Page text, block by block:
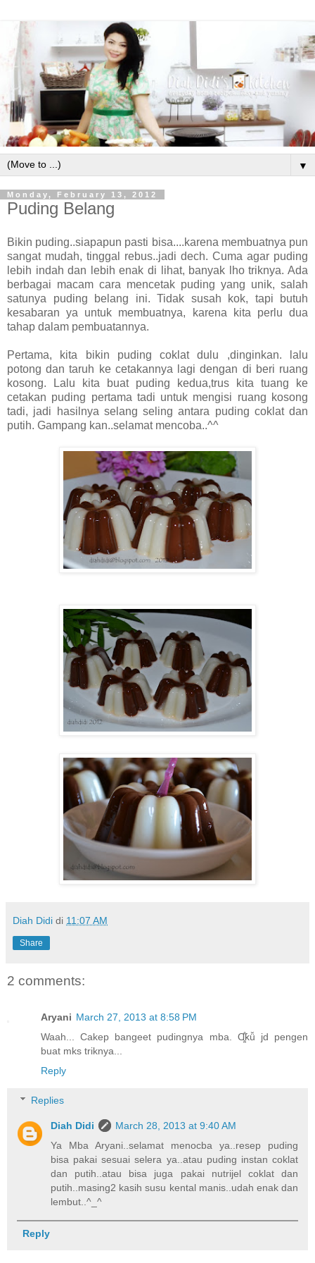
▼
Monday, February 13, 2012
Puding Belang
Bikin puding..siapapun pasti bisa....karena membuatnya pun
sangat mudah, tinggal rebus..jadi dech. Cuma agar puding
lebih indah dan lebih enak di lihat, banyak lho triknya. Ada
berbagai macam cara mencetak puding yang unik, salah
satunya puding belang ini. Tidak susah kok, tapi butuh
kesabaran ya untuk membuatnya, karena kita perlu dua
tahap dalam pembuatannya.
Pertama, kita bikin puding coklat dulu ,dinginkan. lalu
potong dan taruh ke cetakannya lagi dengan di beri ruang
kosong. Lalu kita buat puding kedua,trus kita tuang ke
cetakan puding pertama tadi untuk mengisi ruang kosong
tadi, jadi hasilnya selang seling antara puding coklat dan
putih. Gampang kan..selamat mencoba..^^
Diah Didi di 11:07 AM
Share
2 comments:
Aryani March 27, 2013 at 8:58 PM
Waah... Cakep bangeet pudingnya mba. Ɑ̤̥̈̊ƙǚ jd pengen
buat mks triknya...
Reply
Replies
Diah Didi
March 28, 2013 at 9:40 AM
Ya Mba Aryani..selamat menocba ya..resep puding
bisa pakai sesuai selera ya..atau puding instan coklat
dan putih..atau bisa juga pakai nutrijel coklat dan
putih..masing2 kasih susu kental manis..udah enak dan
lembut..^_^
Reply